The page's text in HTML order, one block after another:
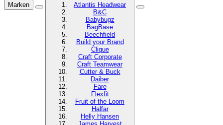
Marken
Atlantis Headwear
B&C
Babybugz
BagBase
Beechfield
Build your Brand
Clique
Craft Corporate
Craft Teamwear
Cutter & Buck
Daiber
Fare
Flexfit
Fruit of the Loom
Halfar
Helly Hansen